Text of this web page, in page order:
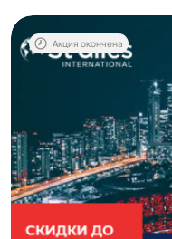
Акция окончена